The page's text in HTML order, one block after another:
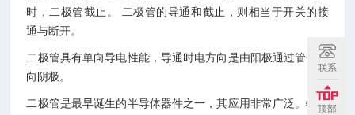
时，二极管截止。 二极管的导通和截止，则相当于开关的接
通与断开。
二极管具有单向导电性能，导通时电方向是由阳极通过管子流
向阴极。
二极管是最早诞生的半导体器件之一，其应用非常广泛。特别
联系
顶部